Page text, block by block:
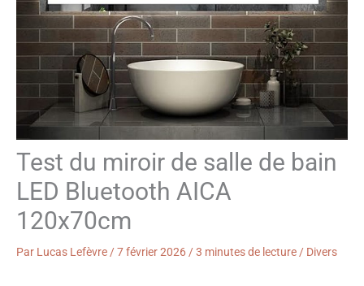
Test du miroir de salle de bain
LED Bluetooth AICA
120x70cm
Par Lucas Lefèvre /7 février 2026 /3 minutes de lecture / Divers